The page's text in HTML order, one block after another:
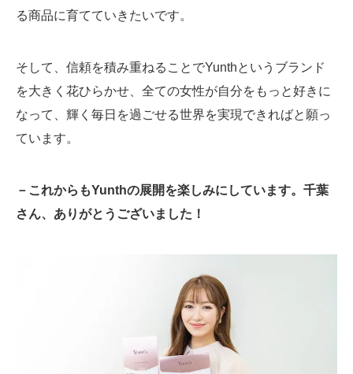
る商品に育てていきたいです。
そして、信頼を積み重ねることでYunthというブランド
を大きく花ひらかせ、全ての女性が自分をもっと好きに
なって、輝く毎日を過ごせる世界を実現できればと願っ
ています。
－これからもYunthの展開を楽しみにしています。千葉
さん、ありがとうございました！